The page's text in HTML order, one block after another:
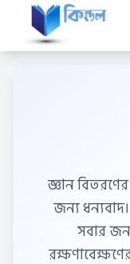
জ্ঞান
জন্য ধন্যবাদ।
সবার